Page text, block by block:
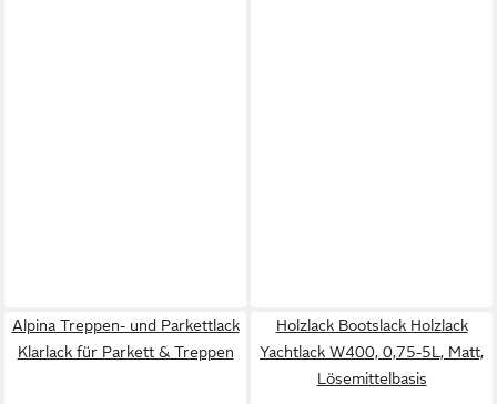
Alpina Treppen- und Parkettlack
Klarlack für Parkett & Treppen
Holzlack Bootslack Holzlack
Yachtlack W400, 0,75-5L, Matt,
Lösemittelbasis